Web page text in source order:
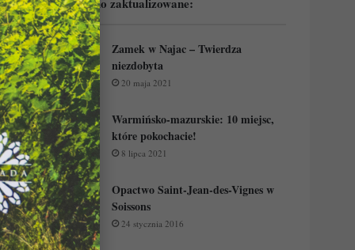
Zamek w Najac – Twierdza
niezdobyta
20 maja 2021
Warmińsko-mazurskie: 10 miejsc,
które pokochacie!
8 lipca 2021
Opactwo Saint-Jean-des-Vignes w
Soissons
24 stycznia 2016